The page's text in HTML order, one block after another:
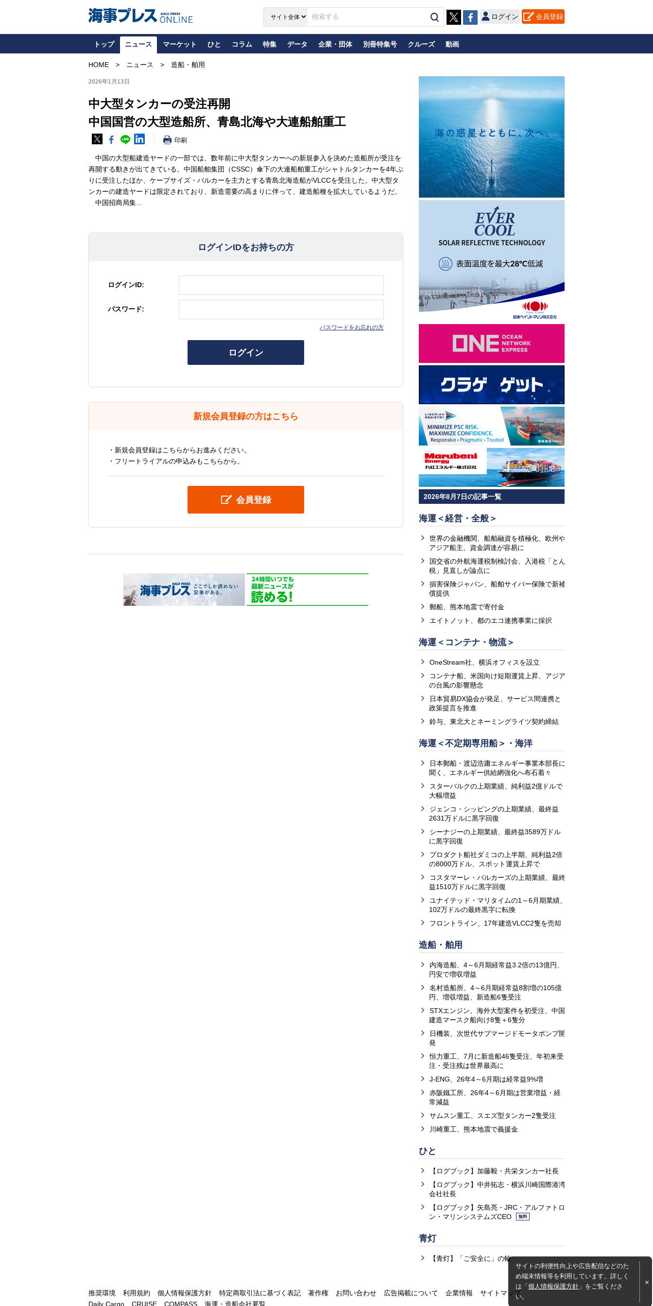
ログイン 会員登録
トップ ニュース マーケット ひと コラム 特集 データ 企業・団体 別冊特集号 クルーズ 動画
HOME ニュース 造船・舶用
2026年1月13日
中大型タンカーの受注再開
中国国営の大型造船所、青島北海や大連船舶重工
印刷
中国の大型船建造ヤードの一部では、数年前に中大型タンカーへの新規参入を決めた造船所が受注を
再開する動きが出てきている。中国船舶集団（CSSC）傘下の大連船舶重工がシャトルタンカーを4年ぶ
りに受注したほか、ケープサイズ・バルカーを主力とする青島北海造船がVLCCを受注した。中大型タ
ンカーの建造ヤードは限定されており、新造需要の高まりに伴って、建造船種を拡大しているようだ。
中国招商局集...
ログインIDをお持ちの方
ログインID:
パスワード:
パスワードをお忘れの方
ログイン
新規会員登録の方はこちら
・新規会員登録はこちらからお進みください。
・フリートライアルの申込みもこちらから。
会員登録 2026年8月7日の記事一覧
海運＜経営・全般＞
世界の金融機関、船舶融資を積極化、欧州や
アジア船主、資金調達が容易に
国交省の外航海運税制検討会、入港税「とん
税」見直しが論点に
損害保険ジャパン、船舶サイバー保険で新補
償提供
郵船、熊本地震で寄付金
エイトノット、都のエコ連携事業に採択
海運＜コンテナ・物流＞
OneStream社、横浜オフィスを設立
コンテナ船、米国向け短期運賃上昇、アジア
の台風の影響懸念
日本貿易DX協会が発足、サービス間連携と
政策提言を推進
鈴与、東北大とネーミングライツ契約締結
海運＜不定期専用船＞・海洋
日本郵船・渡辺浩庸エネルギー事業本部長に
聞く、エネルギー供給網強化へ布石着々
スターバルクの上期業績、純利益2億ドルで
大幅増益
ジェンコ・シッピングの上期業績、最終益
2631万ドルに黒字回復
シーナジーの上期業績、最終益3589万ドル
に黒字回復
プロダクト船社ダミコの上半期、純利益2倍
の8000万ドル、スポット運賃上昇で
コスタマーレ・バルカーズの上期業績、最終
益1510万ドルに黒字回復
ユナイテッド・マリタイムの1～6月期業績、
102万ドルの最終黒字に転換
フロントライン、17年建造VLCC2隻を売却
造船・舶用
内海造船、4～6月期経常益3.2倍の13億円、
円安で増収増益
名村造船所、4～6月期経常益8割増の105億
円、増収増益、新造船6隻受注
STXエンジン、海外大型案件を初受注、中国
建造マースク船向け8隻＋6隻分
日機装、次世代サブマージドモータポンプ開
発
恒力重工、7月に新造船46隻受注、年初来受
注・受注残は世界最高に
J-ENG、26年4～6月期は経常益9%増
赤阪鐵工所、26年4～6月期は営業増益・経
常減益
サムスン重工、スエズ型タンカー2隻受注
川崎重工、熊本地震で義援金
ひと
【ログブック】加藤毅・共栄タンカー社長
【ログブック】中井拓志・横浜川崎国際港湾
会社社長
【ログブック】矢島亮・JRC・アルファトロ
ン・マリンシステムズCEO
無料
青灯
【青灯】「ご安全に」の輪
サイトの利便性向上や広告配信などのた
め端末情報等を利用しています。詳しく
は「個人情報保護方針 」をご覧くださ
い。
推奨環境 利用規約 個人情報保護方針 特定商取引法に基づく表記 著作権 お問い合わせ 広告掲載について 企業情報
サイトマップ
Daily Cargo
CRUISE COMPASS 海運・造船会社要覧